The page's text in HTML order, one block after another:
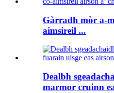
Gàrradh mòr a-
aimsireil ...
Dealbh
marmor cruinn